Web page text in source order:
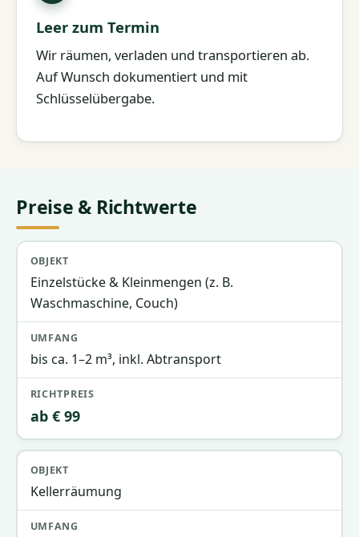
Leer zum Termin
Wir räumen, verladen und transportieren ab.
Auf Wunsch dokumentiert und mit
Schlüsselübergabe.
Preise & Richtwerte
Objekt
Einzelstücke & Kleinmengen (z. B.
Waschmaschine, Couch)
bis ca. 1–2 m³, inkl. Abtransport
ab € 99
Kellerräumung